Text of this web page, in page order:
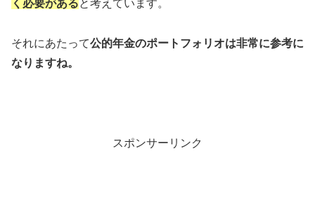
く必要があると考えています。
それにあたって公的年金のポートフォリオは非常に参考に
なりますね。
スポンサーリンク